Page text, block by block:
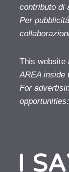
contributo di
Per
This website
AREA inside
For
opportunities: